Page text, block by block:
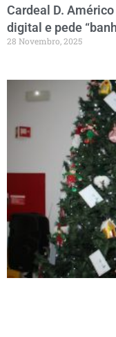
Cardeal D.
digital e pede
28 Novembro, 2025